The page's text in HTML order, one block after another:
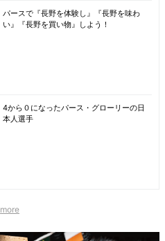
パースで『長野を体験し』『長野を味わ
い』『長野を買い物』しよう！
4から０になったパース・グローリーの日
本人選手
more